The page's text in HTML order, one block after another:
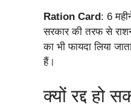
Ration Card : 6
सरकार की तरफ से
का भी फायदा लिया
हैं।
क्यों रद्द हो